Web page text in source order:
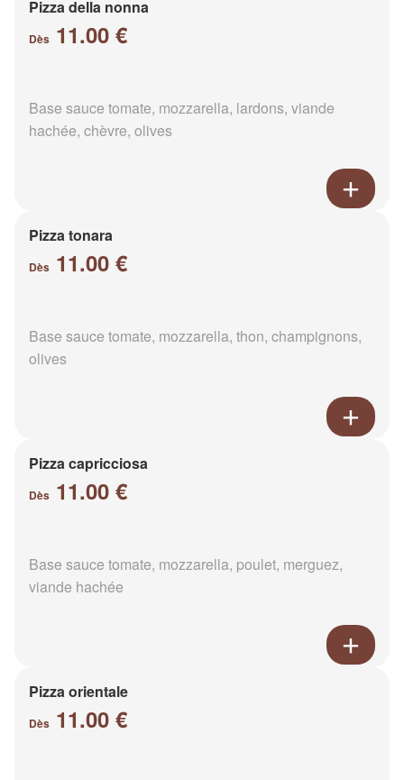
Pizza della nonna
Dès 11.00 €
Base sauce tomate, mozzarella, lardons, viande
hachée, chèvre, olives
Pizza tonara
Dès 11.00 €
Base sauce tomate, mozzarella, thon, champignons,
olives
Pizza capricciosa
Dès 11.00 €
Base sauce tomate, mozzarella, poulet, merguez,
viande hachée
Pizza orientale
Dès 11.00 €